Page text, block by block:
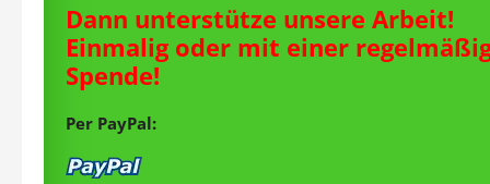
Dann unterstütze unsere Arbeit!
Einmalig oder mit einer
Spende!
Per PayPal: